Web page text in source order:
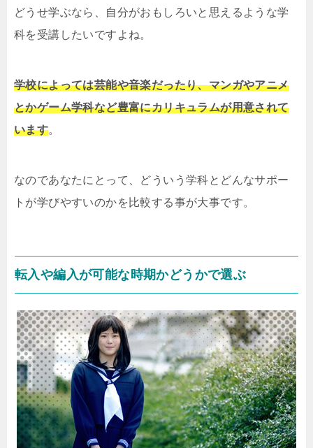
どうせ学ぶなら、自分がおもしろいと思えるような学
科を受講したいですよね。
学校によっては芸能や音楽だったり、マンガやアニメ
とかゲーム学科など豊富にカリキュラムが用意されて
います。
なのであなたにとって、どういう学科とどんなサポー
トが学びやすいのかを比較する事が大事です。
転入や編入が可能な時期かどうかで選ぶ